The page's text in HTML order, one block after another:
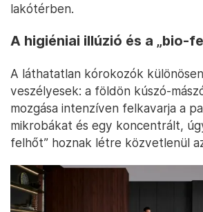
lakótérben.
A higiéniai illúzió és a „bio-
A láthatatlan kórokozók
veszélyesek: a földön kúszó-
mozgása intenzíven felkavarja a
mikrobákat és egy koncentrált,
felhőt” hoznak létre közvetlenül